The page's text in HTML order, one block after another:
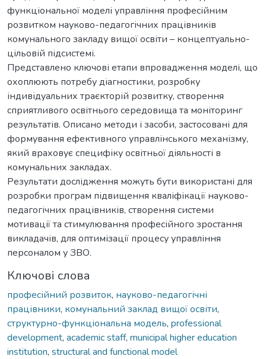
функціональної моделі управління професійним
розвитком науково-педагогічних працівників
комунального закладу вищої освіти – концептуально-
цільовій підсистемі.
Представлено ключові етапи впровадження моделі, що
охоплюють потребу діагностики, розробку
індивідуальних траєкторій розвитку, створення
сприятливого освітнього середовища та моніторинг
результатів. Описано методи і засоби, застосовані для
формування ефективного управлінського механізму,
який враховує специфіку освітньої діяльності в
комунальних закладах.
Результати дослідження можуть бути використані для
розробки програм підвищення кваліфікації науково-
педагогічних працівників, створення системи
мотивації та стимулювання професійного зростання
викладачів, для оптимізації процесу управління
персоналом у ЗВО.
Ключові слова
професійний розвиток, науково-педагогічні
працівники, комунальний заклад вищої освіти,
структурно-функціональна модель, professional
development, academic staff, municipal higher education
institution, structural and functional model